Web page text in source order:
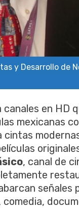
y Desarrollo de
canales en HD
mexicanas
cintas
, canal de
señales